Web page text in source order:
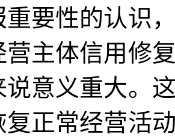
重要性的认识
营主体信用修
说意义重大。
复正常经营活